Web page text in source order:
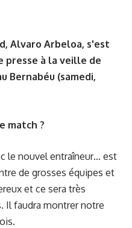
Alvaro Arbeloa, s'est
presse à la veille de
Bernabéu (samedi,
match ?
le nouvel entraîneur… est
de grosses équipes et
et ce sera très
Il faudra montrer notre